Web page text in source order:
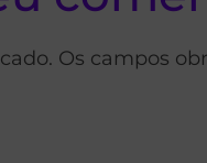
Os campos